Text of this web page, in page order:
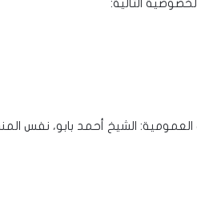
التالية:
الشيخ أحمد بابو، نفس